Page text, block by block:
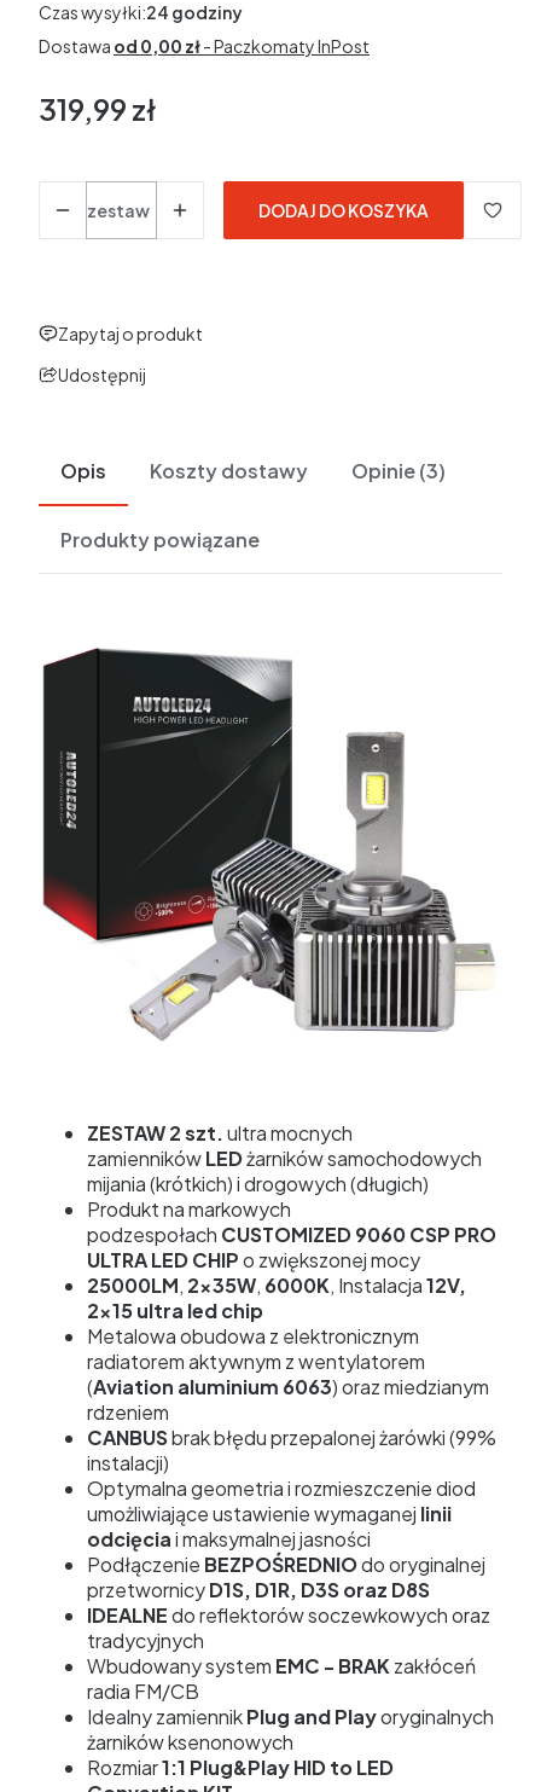
Czas wysyłki:24 godziny
Dostawa od 0,00 zł- Paczkomaty InPost
Cena
319,99 zł
zestaw
DODAJ DO KOSZYKA
Zapytaj o produkt
Udostępnij
Opis Koszty dostawy Opinie (3)
Produkty powiązane
ZESTAW 2 szt.ultra mocnych
zamiennikówLEDżarników samochodowych
mijania (krótkich) i drogowych (długich)
Produkt na markowych
podzespołach CUSTOMIZED 9060 CSP PRO
ULTRA LED CHIPo zwiększonej mocy
25000LM, 2x35W, 6000K, Instalacja12V,
2x15 ultra led chip
Metalowa obudowa z elektronicznym
radiatorem aktywnym z wentylatorem
(Aviation aluminium 6063) oraz miedzianym
rdzeniem
CANBUSbrak błędu przepalonej żarówki (99%
instalacji)
Optymalna geometria i rozmieszczenie diod
umożliwiające ustawienie wymaganej linii
odcięciai maksymalnej jasności
Podłączenie BEZPOŚREDNIOdo oryginalnej
przetwornicyD1S, D1R, D3S oraz D8S
IDEALNEdo reflektorów soczewkowych oraz
tradycyjnych
Wbudowany system EMC - BRAK zakłóceń
radia FM/CB
Idealny zamiennikPlug and Playoryginalnych
żarników ksenonowych
Rozmiar1:1 Plug&Play HID to LED